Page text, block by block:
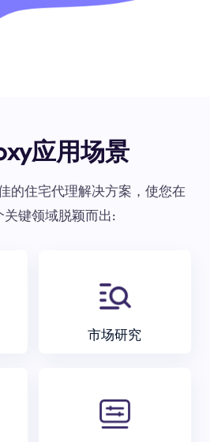
应用场景
的住宅代理解决方案，使您在
关键领域脱颖而出:
市场研究